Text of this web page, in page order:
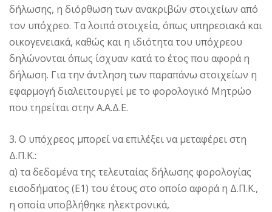
δήλωσης, η διόρθωση των ανακριβών στοιχείων από
τον υπόχρεο. Τα λοιπά στοιχεία, όπως υπηρεσιακά και
οικογενειακά, καθώς και η ιδιότητα του υπόχρεου
δηλώνονται όπως ίσχυαν κατά το έτος που αφορά η
δήλωση. Για την άντληση των παραπάνω στοιχείων η
εφαρμογή διαλειτουργεί με το φορολογικό Μητρώο
που τηρείται στην Α.Α.Δ.Ε.
3. Ο υπόχρεος μπορεί να επιλέξει να μεταφέρει στη
Δ.Π.Κ.:
α) τα δεδομένα της τελευταίας δήλωσης φορολογίας
εισοδήματος (Ε1) του έτους στο οποίο αφορά η Δ.Π.Κ.,
η οποία υποβλήθηκε ηλεκτρονικά,